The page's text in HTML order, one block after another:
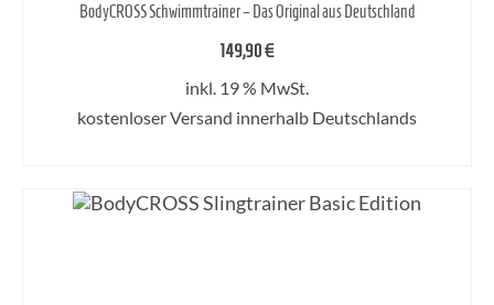
BodyCROSS Schwimmtrainer – Das Original aus Deutschland
149,90€
inkl. 19 % MwSt.
kostenloser Versand innerhalb Deutschlands